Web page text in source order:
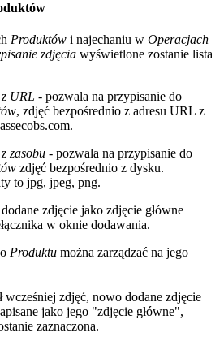
Produktów i najechaniu w Operacjach
zdjęcia wyświetlone zostanie lista
URL - pozwala na przypisanie do
, zdjęć bezpośrednio z adresu URL z
zasobu - pozwala na przypisanie do
zdjęć bezpośrednio z dysku.
to jpg, jpeg, png.
zdjęcie jako zdjęcie główne
w oknie dodawania.
Produktu można zarządzać na jego
wcześniej zdjęć, nowo dodane zdjęcie
jako jego "zdjęcie główne",
zaznaczona.